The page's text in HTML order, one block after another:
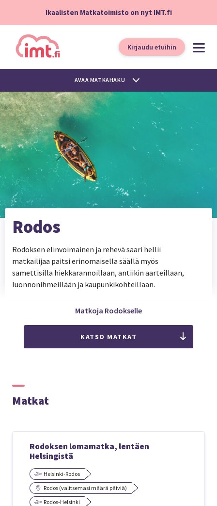
Ikaalisten Matkatoimisto on nyt IMT.fi
Kirjaudu etuihin
AVAA MATKAHAKU
Rodos
Rodoksen elinvoimainen ja rehevä saari hellii
matkailijaa paitsi erinomaisella säällä myös
samettisilla hiekkarannoillaan, antiikin aarteillaan,
luonnonihmeillään ja kaupunkikohteillaan.
Matkoja Rodokselle
KATSO MATKAT
Matkat
Rodoksen lomamatka, lentäen
Helsingistä
Helsinki-Rodos
Rodos (valitsemasi määrä päiviä)
Rodos-Helsinki